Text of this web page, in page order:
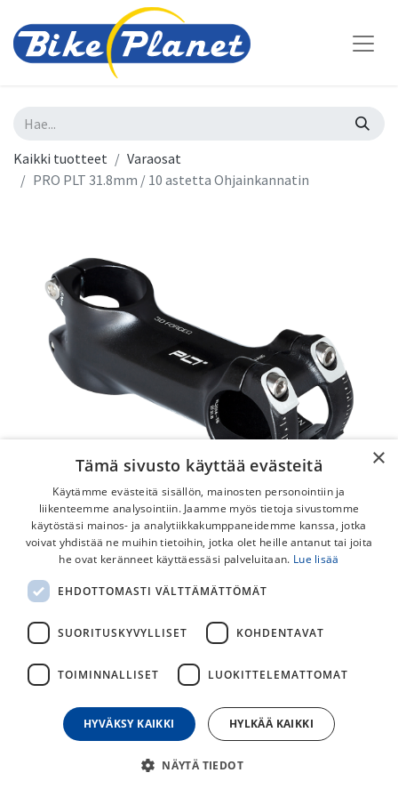
Kaikki tuotteet
Varaosat
PRO PLT 31.8mm / 10 astetta Ohjainkannatin
PRO PLT 31.8mm / 10 astetta
Ohjainkannatin
Kevyt alumiininen PRO PLT ohjainkannatin 31.8mm tangolle
ja 1-1/8 kaulaputkelle. 10 asteen +/- kulmalla.
€
×
Tämä sivusto käyttää evästeitä
Käytämme evästeitä sisällön, mainosten personointiin ja
liikenteemme analysointiin. Jaamme myös tietoja sivustomme
käytöstäsi mainos- ja analytiikkakumppaneidemme kanssa, jotka
voivat yhdistää ne muihin tietoihin, jotka olet heille antanut tai joita
he ovat keränneet käyttäessäsi palveluitaan. Lue lisää
EHDOTTOMASTI VÄLTTÄMÄTTÖMÄT
SUORITUSKYVYLLISET KOHDENTAVAT
TOIMINNALLISET LUOKITTELEMATTOMAT
HYVÄKSY KAIKKI HYLKÄÄ KAIKKI
NÄYTÄ TIEDOT